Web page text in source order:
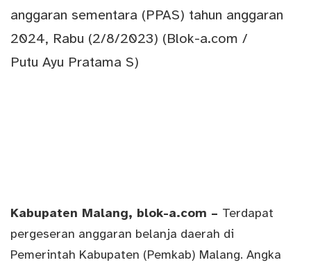
Kabupaten Malang, blok-a.com – Terdapat
pergeseran anggaran belanja daerah di
Pemerintah Kabupaten (Pemkab) Malang. Angka